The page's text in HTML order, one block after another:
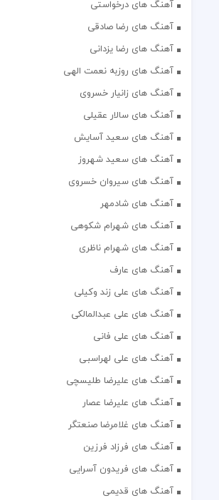
آهنگ های درخواستی
آهنگ های رضا صادقی
آهنگ های رضا یزدانی
آهنگ های روزبه نعمت الهی
آهنگ های زانیار خسروی
آهنگ های سالار عقیلی
آهنگ های سعید آسایش
آهنگ های سعید شهروز
آهنگ های سیروان خسروی
آهنگ های شادمهر
آهنگ های شهرام شکوهی
آهنگ های شهرام ناظری
آهنگ های عارف
آهنگ های علی زند وکیلی
آهنگ های علی عبدالمالکی
آهنگ های علی فانی
آهنگ های علی لهراسبی
آهنگ های علیرضا طلیسچی
آهنگ های علیرضا عصار
آهنگ های غلامرضا صنعتگر
آهنگ های فرزاد فرزین
آهنگ های فریدون آسرایی
آهنگ های قدیمی